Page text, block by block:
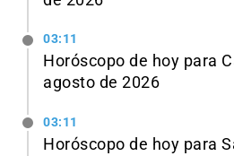
03:11
Horóscopo de hoy para
agosto de 2026
03:11
Horóscopo de hoy para